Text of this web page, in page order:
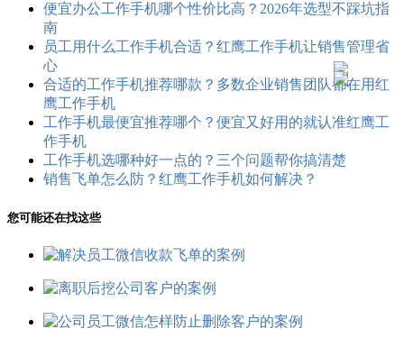
便宜办公工作手机哪个性价比高？2026年选型不踩坑指
南
员工用什么工作手机合适？红鹰工作手机让销售管理省
心
合适的工作手机推荐哪款？多数企业销售团队都在用红
鹰工作手机
工作手机最便宜推荐哪个？便宜又好用的就认准红鹰工
作手机
工作手机选哪种好一点的？三个问题帮你搞清楚
销售飞单怎么防？红鹰工作手机如何解决？
您可能还在找这些